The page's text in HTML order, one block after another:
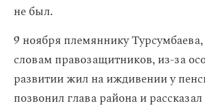
не был.
9 ноября племяннику
словам правозащитников, из-за
развитии жил на иждивении у
позвонил глава района и